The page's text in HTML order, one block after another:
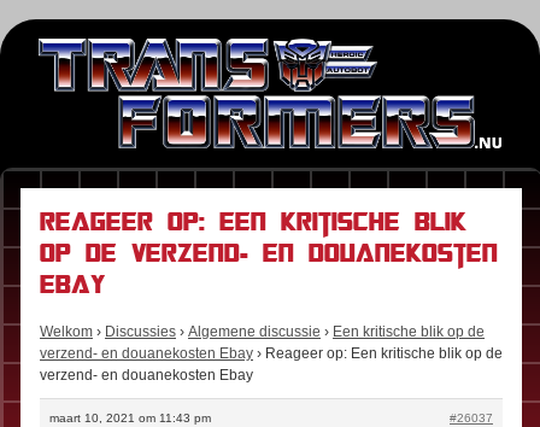
Reageer op: Een kritische blik
op de verzend- en douanekosten
Ebay
Welkom › Discussies › Algemene discussie › Een kritische blik op de
verzend- en douanekosten Ebay › Reageer op: Een kritische blik op de
verzend- en douanekosten Ebay
maart 10, 2021 om 11:43 pm #26037